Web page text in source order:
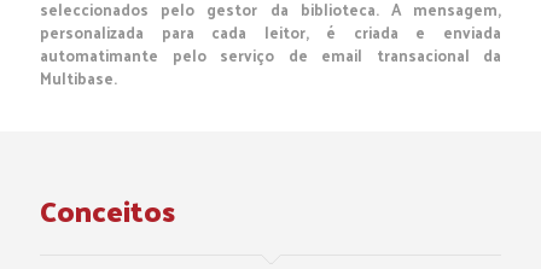
seleccionados pelo gestor da biblioteca. A mensagem,
personalizada para cada leitor, é criada e enviada
automatimante pelo serviço de email transacional da
Multibase.
Conceitos